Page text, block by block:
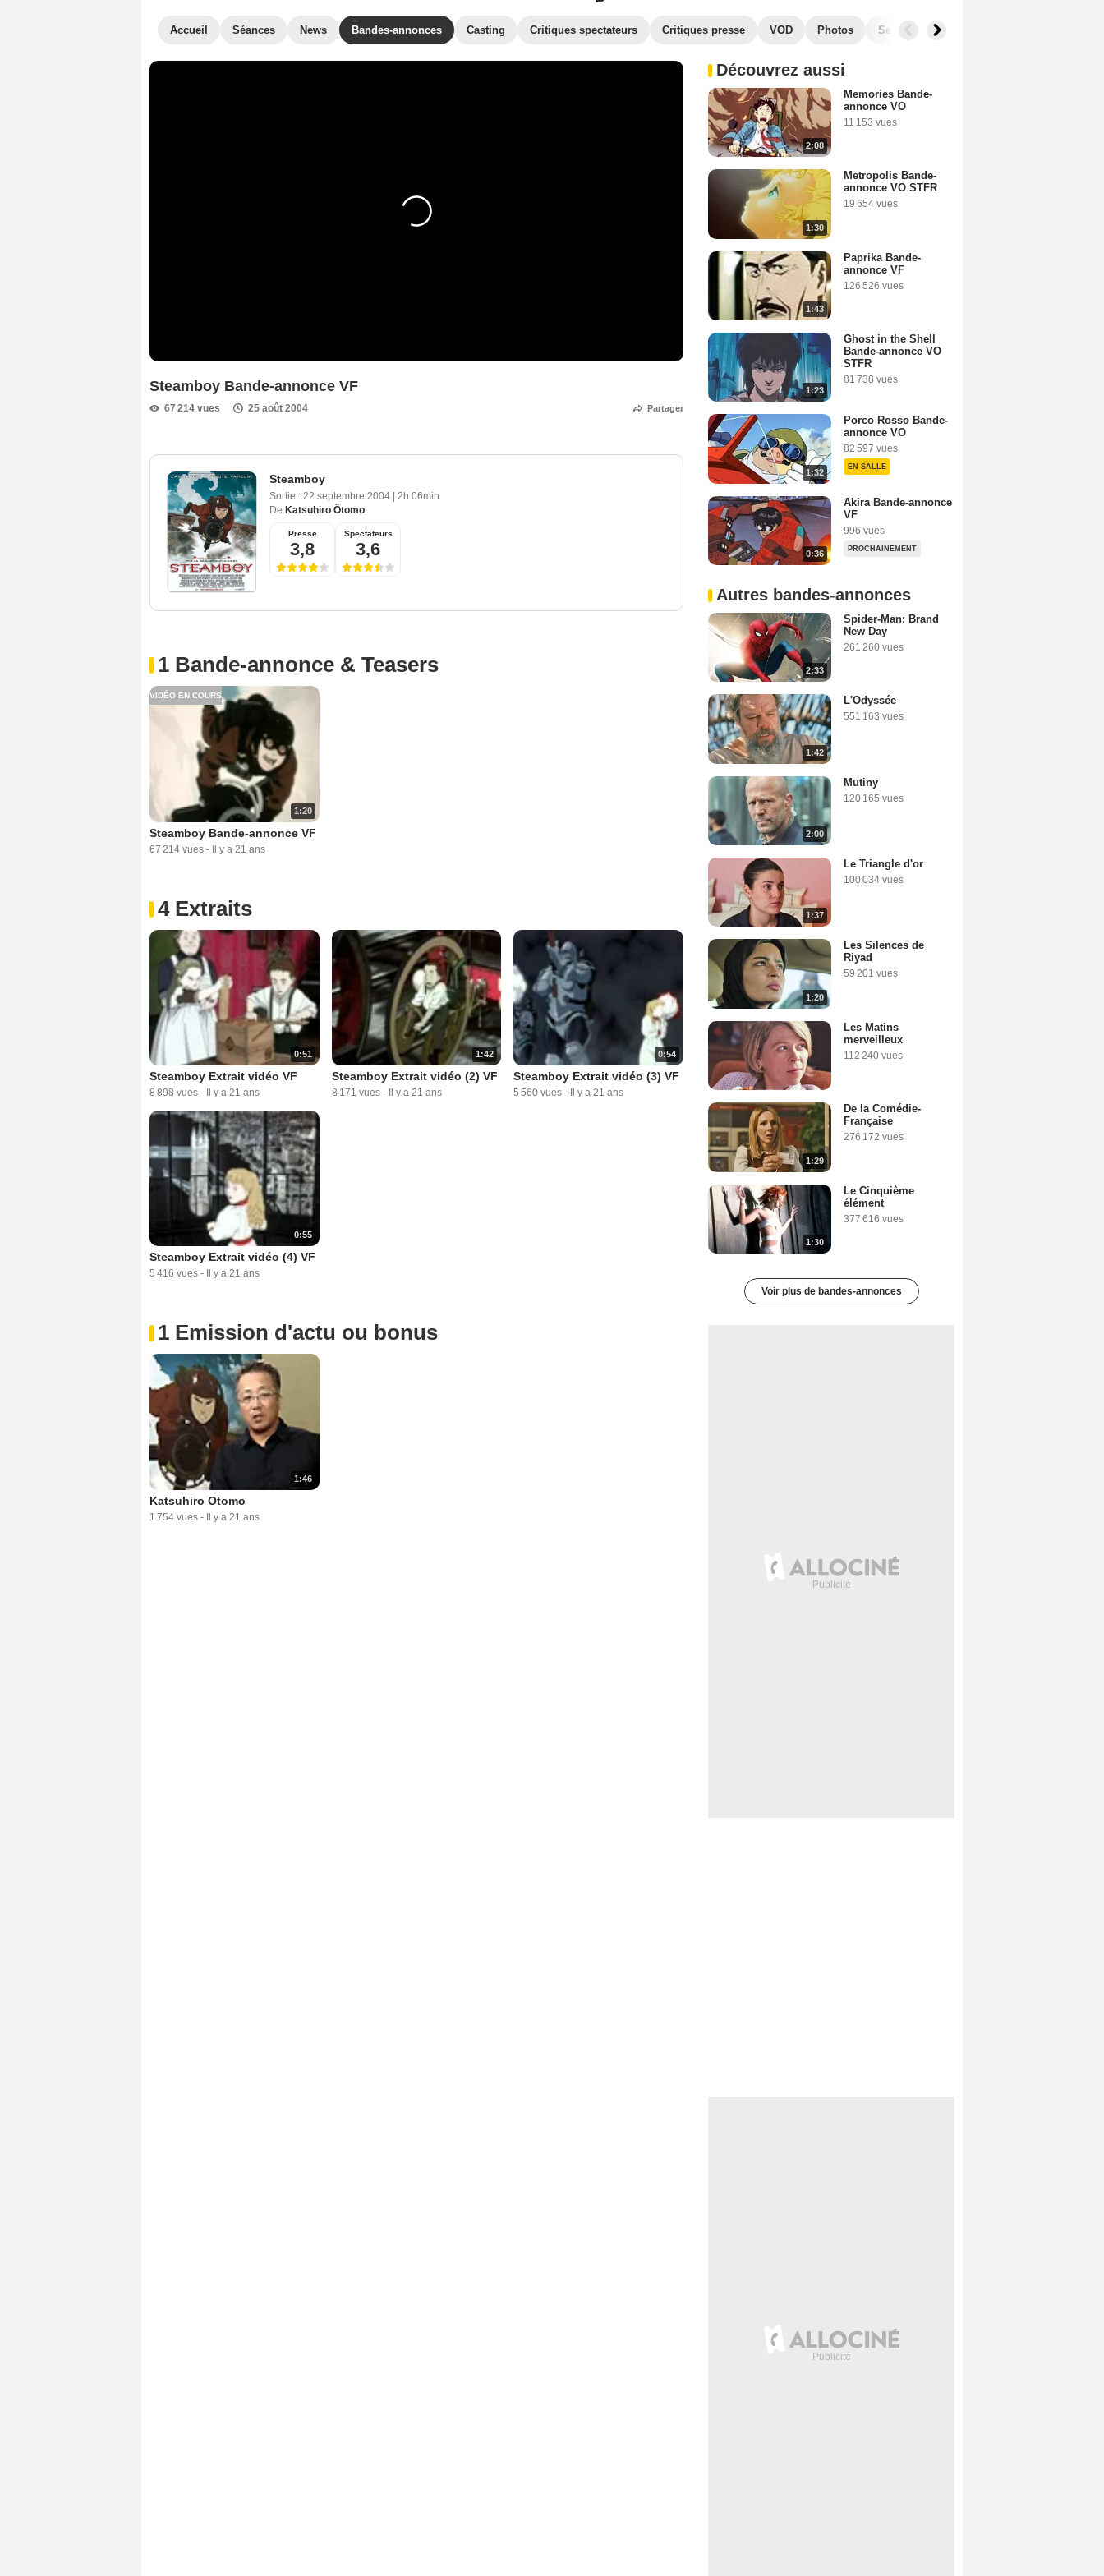
Accueil Séances News Bandes-annonces Casting Critiques spectateurs Critiques presse VOD Photos Secrets de tournage
Steamboy Bande-annonce VF
67 214 vues 25 août 2004 Partager
Steamboy
Sortie : 22 septembre 2004
2h 06min
De Katsuhiro Ôtomo
Presse
3,8
Spectateurs
3,6
1 Bande-annonce & Teasers
1:20
VIDÉO EN COURS
Steamboy Bande-annonce VF
67 214 vues - Il y a 21 ans
4 Extraits
0:51
Steamboy Extrait vidéo VF
8 898 vues - Il y a 21 ans
1:42
Steamboy Extrait vidéo (2) VF
8 171 vues - Il y a 21 ans
0:54
Steamboy Extrait vidéo (3) VF
5 560 vues - Il y a 21 ans
0:55
Steamboy Extrait vidéo (4) VF
5 416 vues - Il y a 21 ans
1 Emission d'actu ou bonus
1:46
Katsuhiro Otomo
1 754 vues - Il y a 21 ans
Découvrez aussi
2:08
Memories Bande-
annonce VO
11 153 vues
1:30
Metropolis Bande-
annonce VO STFR
19 654 vues
1:43
Paprika Bande-
annonce VF
126 526 vues
1:23
Ghost in the Shell
Bande-annonce VO
STFR
81 738 vues
1:32
Porco Rosso Bande-
annonce VO
82 597 vues
EN SALLE
0:36
Akira Bande-annonce
VF
996 vues
PROCHAINEMENT
Autres bandes-annonces
2:33
Spider-Man: Brand
New Day
261 260 vues
1:42
L'Odyssée
551 163 vues
2:00
Mutiny
120 165 vues
1:37
Le Triangle d'or
100 034 vues
1:20
Les Silences de
Riyad
59 201 vues
Les Matins
merveilleux
112 240 vues
1:29
De la Comédie-
Française
276 172 vues
1:30
Le Cinquième
élément
377 616 vues
Voir plus de bandes-annonces